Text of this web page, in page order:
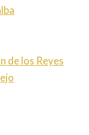
de los Reyes